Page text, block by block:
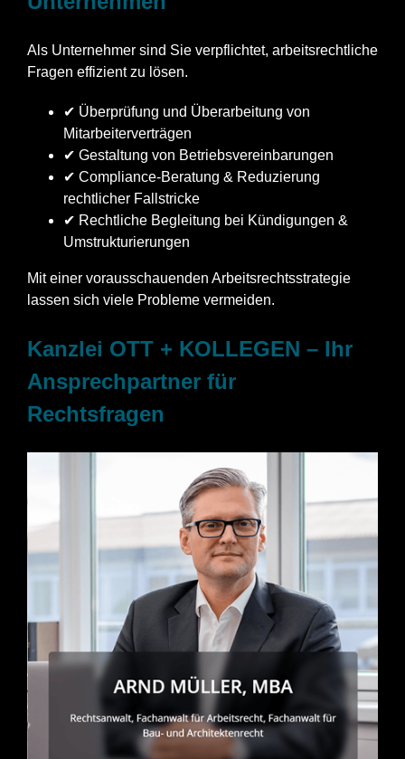
Als Unternehmer sind Sie verpflichtet, arbeitsrechtliche
Fragen effizient zu lösen.
✔ Überprüfung und Überarbeitung von
Mitarbeiterverträgen
✔ Gestaltung von Betriebsvereinbarungen
✔ Compliance-Beratung & Reduzierung
rechtlicher Fallstricke
✔ Rechtliche Begleitung bei Kündigungen &
Umstrukturierungen
Mit einer vorausschauenden Arbeitsrechtsstrategie
lassen sich viele Probleme vermeiden.
Kanzlei OTT + KOLLEGEN – Ihr
Ansprechpartner für
Rechtsfragen